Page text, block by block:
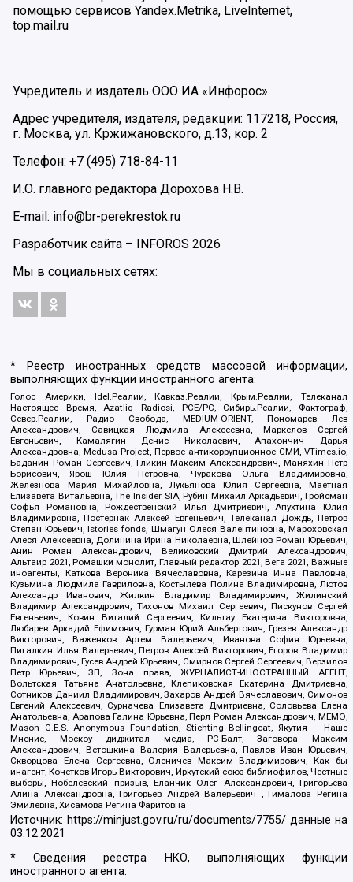
помощью сервисов Yandex.Metrika, LiveInternet,
top.mail.ru
Учредитель и издатель ООО ИА «Инфорос».
Адрес учредителя, издателя, редакции: 117218, Россия,
г. Москва, ул. Кржижановского, д.13, кор. 2
Телефон: +7 (495) 718-84-11
И.О. главного редактора Дорохова Н.В.
E-mail: info@br-perekrestok.ru
Разработчик сайта –
INFOROS 2026
Мы в социальных сетях:
* Реестр иностранных средств массовой информации,
выполняющих функции иностранного агента:
Голос Америки, Idel.Реалии, Кавказ.Реалии, Крым.Реалии, Телеканал
Настоящее Время, Azatliq Radiosi, PCE/PC, Сибирь.Реалии, Фактограф,
Север.Реалии, Радио Свобода, MEDIUM-ORIENT, Пономарев Лев
Александрович, Савицкая Людмила Алексеевна, Маркелов Сергей
Евгеньевич, Камалягин Денис Николаевич, Апахончич Дарья
Александровна, Medusa Project, Первое антикоррупционное СМИ, VTimes.io,
Баданин Роман Сергеевич, Гликин Максим Александрович, Маняхин Петр
Борисович, Ярош Юлия Петровна, Чуракова Ольга Владимировна,
Железнова Мария Михайловна, Лукьянова Юлия Сергеевна, Маетная
Елизавета Витальевна, The Insider SIA, Рубин Михаил Аркадьевич, Гройсман
Софья Романовна, Рождественский Илья Дмитриевич, Апухтина Юлия
Владимировна, Постернак Алексей Евгеньевич, Телеканал Дождь, Петров
Степан Юрьевич, Istories fonds, Шмагун Олеся Валентиновна, Мароховская
Алеся Алексеевна, Долинина Ирина Николаевна, Шлейнов Роман Юрьевич,
Анин Роман Александрович, Великовский Дмитрий Александрович,
Альтаир 2021, Ромашки монолит, Главный редактор 2021, Вега 2021, Важные
иноагенты, Каткова Вероника Вячеславовна, Карезина Инна Павловна,
Кузьмина Людмила Гавриловна, Костылева Полина Владимировна, Лютов
Александр Иванович, Жилкин Владимир Владимирович, Жилинский
Владимир Александрович, Тихонов Михаил Сергеевич, Пискунов Сергей
Евгеньевич, Ковин Виталий Сергеевич, Кильтау Екатерина Викторовна,
Любарев Аркадий Ефимович, Гурман Юрий Альбертович, Грезев Александр
Викторович, Важенков Артем Валерьевич, Иванова София Юрьевна,
Пигалкин Илья Валерьевич, Петров Алексей Викторович, Егоров Владимир
Владимирович, Гусев Андрей Юрьевич, Смирнов Сергей Сергеевич, Верзилов
Петр Юрьевич, ЗП, Зона права, ЖУРНАЛИСТ-ИНОСТРАННЫЙ АГЕНТ,
Вольтская Татьяна Анатольевна, Клепиковская Екатерина Дмитриевна,
Сотников Даниил Владимирович, Захаров Андрей Вячеславович, Симонов
Евгений Алексеевич, Сурначева Елизавета Дмитриевна, Соловьева Елена
Анатольевна, Арапова Галина Юрьевна, Перл Роман Александрович, МЕМО,
Mason G.E.S. Anonymous Foundation, Stichting Bellingcat, Якутия – Наше
Мнение, Москоу диджитал медиа, РС-Балт, Заговора Максим
Александрович, Ветошкина Валерия Валерьевна, Павлов Иван Юрьевич,
Скворцова Елена Сергеевна, Оленичев Максим Владимирович, Как бы
инагент, Кочетков Игорь Викторович, Иркутский союз библиофилов, Честные
выборы, Нобелевский призыв, Еланчик Олег Александрович, Григорьева
Алина Александровна, Григорьев Андрей Валерьевич , Гималова Регина
Эмилевна, Хисамова Регина Фаритовна
Источник: https://minjust.gov.ru/ru/documents/7755/ данные на
03.12.2021
* Сведения реестра НКО, выполняющих функции
иностранного агента: